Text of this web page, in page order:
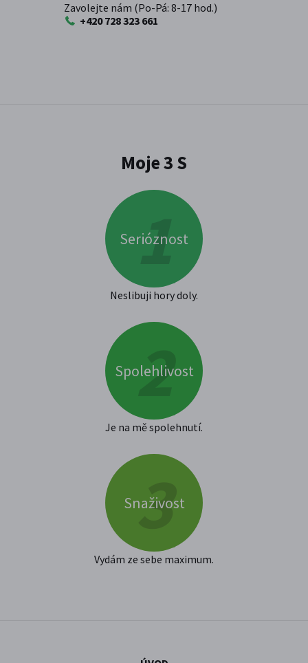
Zavolejte nám (Po-Pá: 8-17 hod.)
+420 728 323 661
Moje 3 S
Serióznost
Neslibuji hory doly.
Spolehlivost
Je na mě spolehnutí.
Snaživost
Vydám ze sebe maximum.